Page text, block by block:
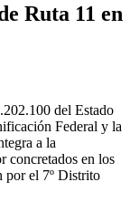
Ruta 11 en
del Estado
Federal y la
a la
concretados en los
por el 7º Distrito